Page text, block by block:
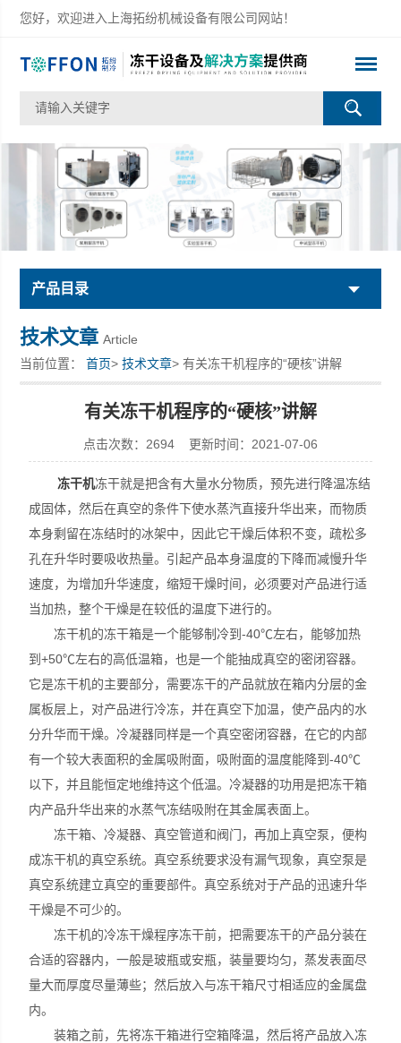
您好，欢迎进入上海拓纷机械设备有限公司网站！
上海拓纷机械设备有限公司
产品目录
技术文章 Article
当前位置：首页>技术文章> 有关冻干机程序的“硬核”讲解
有关冻干机程序的“硬核”讲解
点击次数：2694 更新时间：2021-07-06
冻干机冻干就是把含有大量水分物质，预先进行降温冻结
成固体，然后在真空的条件下使水蒸汽直接升华出来，而物质
本身剩留在冻结时的冰架中，因此它干燥后体积不变，疏松多
孔在升华时要吸收热量。引起产品本身温度的下降而减慢升华
速度，为增加升华速度，缩短干燥时间，必须要对产品进行适
当加热，整个干燥是在较低的温度下进行的。
冻干机的冻干箱是一个能够制冷到-40℃左右，能够加热
到+50℃左右的高低温箱，也是一个能抽成真空的密闭容器。
它是冻干机的主要部分，需要冻干的产品就放在箱内分层的金
属板层上，对产品进行冷冻，并在真空下加温，使产品内的水
分升华而干燥。冷凝器同样是一个真空密闭容器，在它的内部
有一个较大表面积的金属吸附面，吸附面的温度能降到-40℃
以下，并且能恒定地维持这个低温。冷凝器的功用是把冻干箱
内产品升华出来的水蒸气冻结吸附在其金属表面上。
冻干箱、冷凝器、真空管道和阀门，再加上真空泵，便构
成冻干机的真空系统。真空系统要求没有漏气现象，真空泵是
真空系统建立真空的重要部件。真空系统对于产品的迅速升华
干燥是不可少的。
冻干机的冷冻干燥程序冻干前，把需要冻干的产品分装在
合适的容器内，一般是玻瓶或安瓶，装量要均匀，蒸发表面尽
量大而厚度尽量薄些；然后放入与冻干箱尺寸相适应的金属盘
内。
装箱之前，先将冻干箱进行空箱降温，然后将产品放入冻